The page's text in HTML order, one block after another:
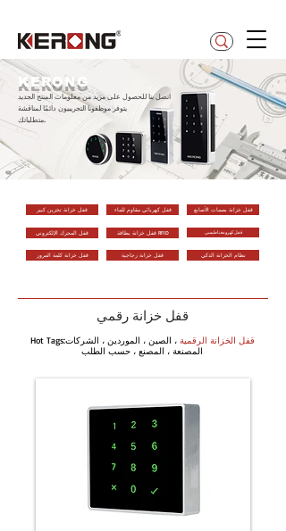
KERONG
اتصل بنا للحصول على مزيد من معلومات المنتج الجديد
يتوفر موظفونا التجريبيون دائمًا لمناقشة
متطلباتك.
قفل خزانة تخزين كبير
قفل المحرك الإلكتروني
قفل خزانة كلمة المرور
قفل كهربائي مقاوم للماء
قفل خزانة بطاقة RFID
قفل خزانة زجاجية
قفل خزانة بصمات الأصابع
قفل كهرومغناطيسي
نظام الخزانة الذكي
قفل خزانة رقمي
Hot Tags: قفل الخزانة الرقمية ، الصين ، الموردين ، الشركات
المصنعة ، المصنع ، حسب الطلب